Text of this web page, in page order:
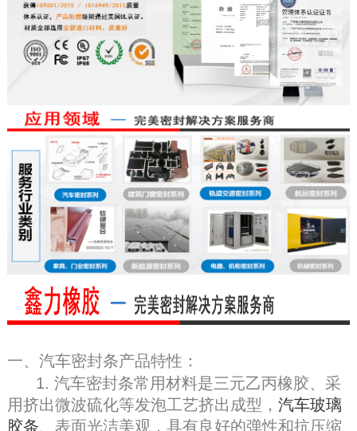
一、汽车密封条产品特性：
1. 汽车密封条常用材料是三元乙丙橡胶、采
用挤出微波硫化等发泡工艺挤出成型， 汽车玻璃
胶条、表面光洁美观，具有良好的弹性和抗压缩